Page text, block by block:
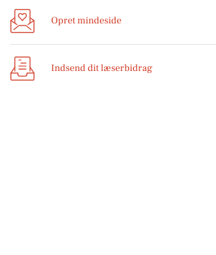
Opret mindeside
Indsend dit læserbidrag